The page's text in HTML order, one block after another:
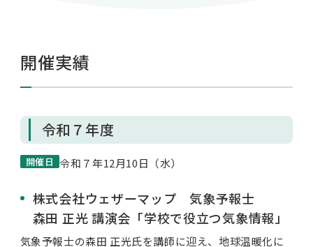
私学財団について
活動内容/各種資料
開催実績
令和７年度
開催日 令和７年12月10日（水）
株式会社ウェザーマップ 気象予報士
森田 正光 講演会「学校で役立つ気象情報」
気象予報士の森田 正光氏を講師に迎え、地球温暖化に